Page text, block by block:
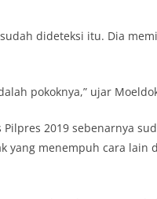
dideteksi itu. Dia
pokoknya,” ujar
2019 sebenarnya
yang menempuh cara lain